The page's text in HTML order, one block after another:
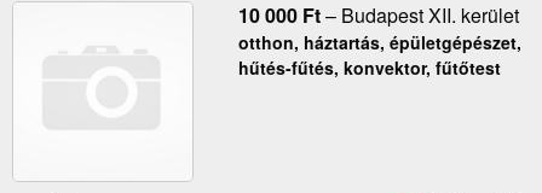
10 000 Ft– Budapest XII. kerület
otthon, háztartás, épületgépészet,
hűtés-fűtés, konvektor, fűtőtest